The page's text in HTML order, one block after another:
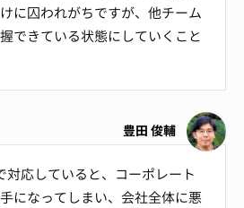
に囚われがちですが、他チーム
できている状態にしていくこと
豊田 俊輔
対応していると、コーポレート
になってしまい、会社全体に悪